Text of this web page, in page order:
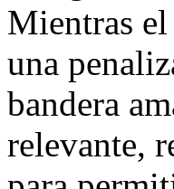
Mientras
una
bandera
relevante,